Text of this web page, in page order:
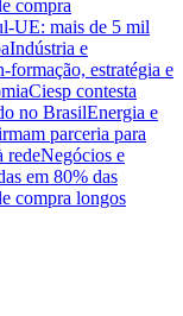
compra
UE: mais de 5 mil
Indústria e
estratégia e
Ciesp contesta
no BrasilEnergia e
parceria para
redeNegócios e
em 80% das
compra longos